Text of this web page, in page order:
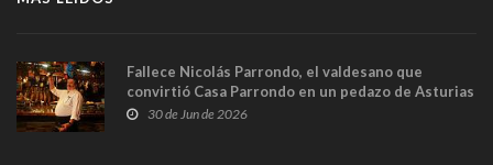
Fallece Nicolás Parrondo, el valdesano que
convirtió Casa Parrondo en un pedazo de Asturias
en Madrid
30 de Jun de 2026